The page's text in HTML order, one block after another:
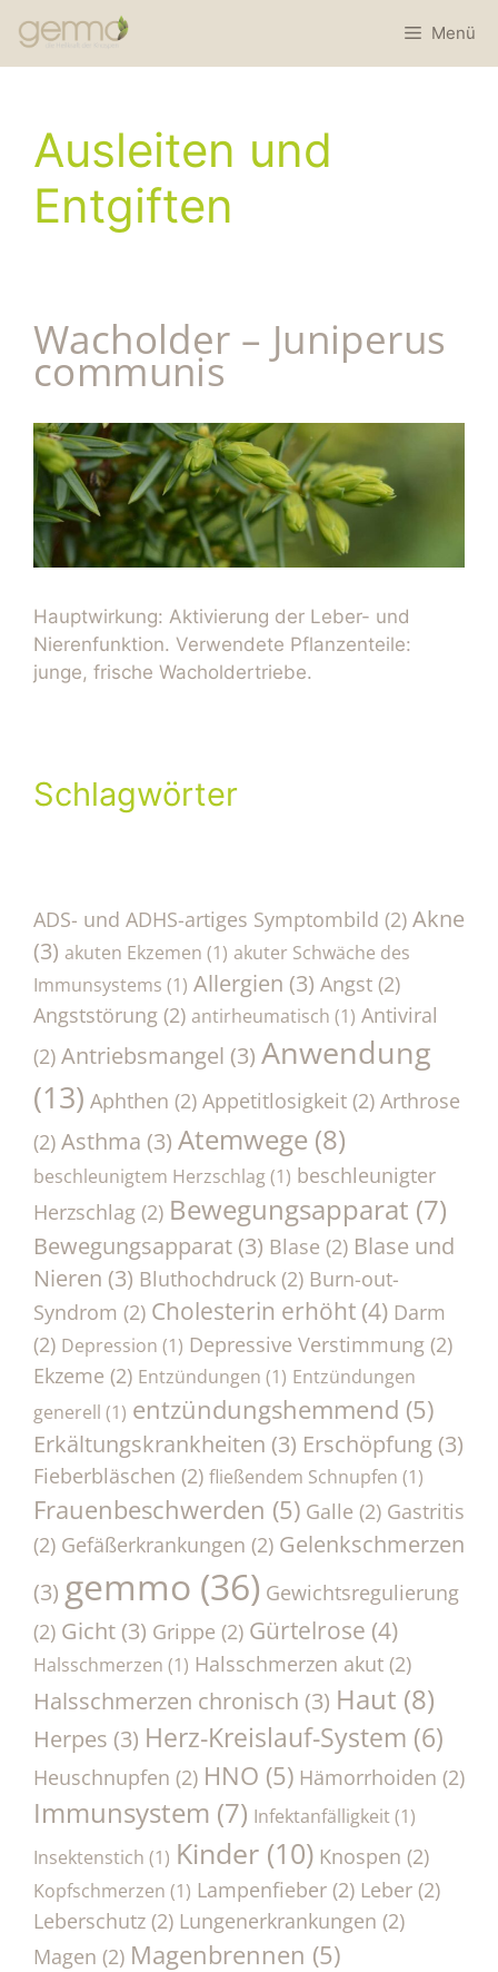
Menü
Ausleiten und
Entgiften
Wacholder – Juniperus
communis
Hauptwirkung: Aktivierung der Leber- und
Nierenfunktion. Verwendete Pflanzenteile:
junge, frische Wacholdertriebe.
Schlagwörter
ADS- und ADHS-artiges Symptombild (2) Akne
(3) akuten Ekzemen (1) akuter Schwäche des
Immunsystems (1) Allergien (3) Angst (2)
Angststörung (2) antirheumatisch (1) Antiviral
(2) Antriebsmangel (3) Anwendung
(13) Aphthen (2) Appetitlosigkeit (2) Arthrose
(2) Asthma (3) Atemwege (8)
beschleunigtem Herzschlag(1) beschleunigter
Herzschlag (2) Bewegungsapparat (7)
Bewegungsapparat (3) Blase (2) Blase und
Nieren (3) Bluthochdruck (2) Burn-out-
Syndrom (2) Cholesterin erhöht (4) Darm
(2) Depression (1) Depressive Verstimmung (2)
Ekzeme (2) Entzündungen (1) Entzündungen
generell (1) entzündungshemmend (5)
Erkältungskrankheiten (3) Erschöpfung (3)
Fieberbläschen (2) fließendem Schnupfen (1)
Frauenbeschwerden (5) Galle (2) Gastritis
(2) Gefäßerkrankungen (2) Gelenkschmerzen
(3) gemmo (36) Gewichtsregulierung
(2) Gicht (3) Grippe (2) Gürtelrose (4)
Halsschmerzen (1) Halsschmerzen akut (2)
Halsschmerzen chronisch (3) Haut (8)
Herpes (3) Herz-Kreislauf-System (6)
Heuschnupfen (2) HNO (5) Hämorrhoiden (2)
Immunsystem (7) Infektanfälligkeit(1)
Insektenstich (1) Kinder (10) Knospen (2)
Kopfschmerzen (1) Lampenfieber (2) Leber (2)
Leberschutz (2) Lungenerkrankungen (2)
Magen (2) Magenbrennen (5)